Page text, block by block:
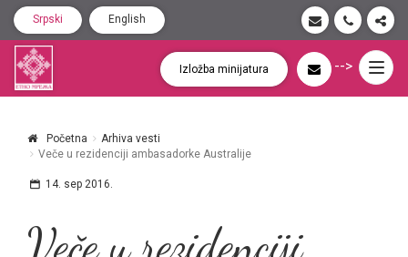
Srpski English
Izložba minijatura -->
Početna
Arhiva vesti
Veče u rezidenciji ambasadorke Australije
14. sep 2016.
Veče u rezidenciji